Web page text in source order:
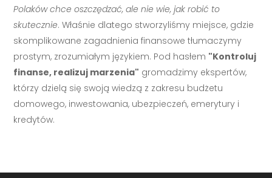
Polaków chce oszczędzać, ale nie wie, jak robić to
skutecznie. Właśnie dlatego stworzyliśmy miejsce, gdzie
skomplikowane zagadnienia finansowe tłumaczymy
prostym, zrozumiałym językiem. Pod hasłem "Kontroluj
finanse, realizuj marzenia" gromadzimy ekspertów,
którzy dzielą się swoją wiedzą z zakresu budżetu
domowego, inwestowania, ubezpieczeń, emerytury i
kredytów.